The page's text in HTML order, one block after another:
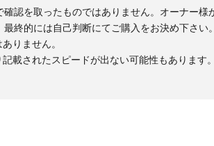
認を取ったものではありません。オーナー様
終的には自己判断にてご購入をお決め下さい。
りません。
載されたスピードが出ない可能性もあります